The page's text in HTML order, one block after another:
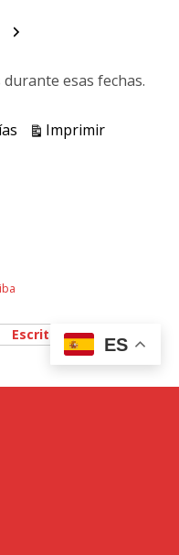
Siguiente
esas fechas.
ImprimirVistas
Escritorio
ES